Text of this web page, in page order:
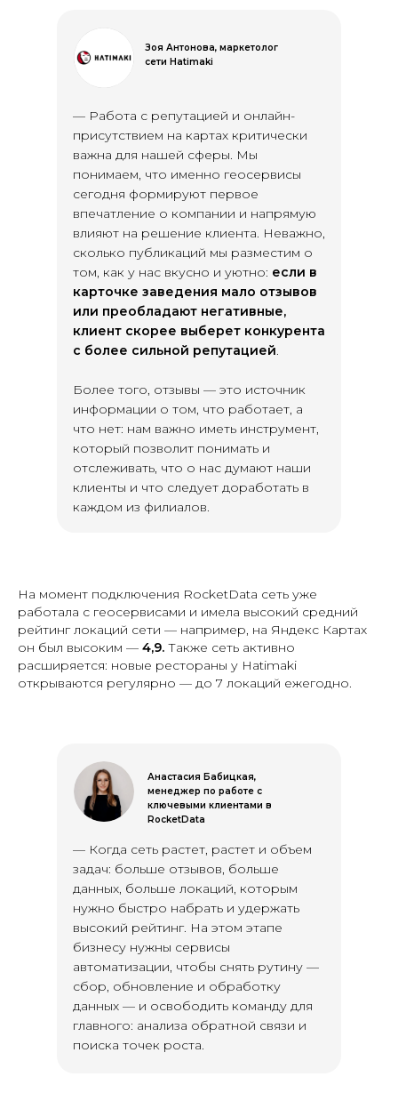
— Работа с репутацией и онлайн-
присутствием на картах критически
важна для нашей сферы. Мы
понимаем, что именно геосервисы
сегодня формируют первое
впечатление о компании и напрямую
влияют на решение клиента. Неважно,
сколько публикаций мы разместим о
том, как у нас вкусно и уютно: если в
карточке заведения мало отзывов
или преобладают негативные,
клиент скорее выберет конкурента
с более сильной репутацией.
Более того, отзывы — это источник
информации о том, что работает, а
что нет: нам важно иметь инструмент,
который позволит понимать и
отслеживать, что о нас думают наши
клиенты и что следует доработать в
каждом из филиалов.
Зоя Антонова, маркетолог
сети Hatimaki
На момент подключения RocketData сеть уже
работала с геосервисами и имела высокий средний
рейтинг локаций сети — например, на Яндекс Картах
он был высоким — 4,9. Также сеть активно
расширяется: новые рестораны у Hatimaki
открываются регулярно — до 7 локаций ежегодно.
— Когда сеть растет, растет и объем
задач: больше отзывов, больше
данных, больше локаций, которым
нужно быстро набрать и удержать
высокий рейтинг. На этом этапе
бизнесу нужны сервисы
автоматизации, чтобы снять рутину —
сбор, обновление и обработку
данных — и освободить команду для
главного: анализа обратной связи и
поиска точек роста.
Анастасия Бабицкая,
менеджер по работе с
ключевыми клиентами в
RocketData